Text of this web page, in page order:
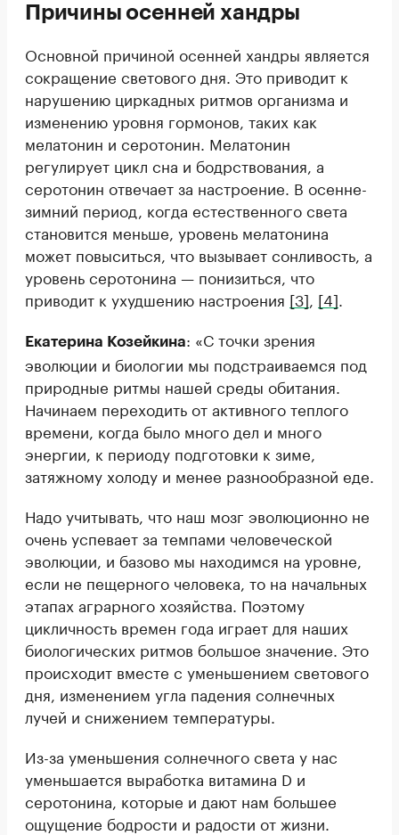
Причины осенней хандры
Основной причиной осенней хандры является
сокращение светового дня. Это приводит к
нарушению циркадных ритмов организма и
изменению уровня гормонов, таких как
мелатонин и серотонин. Мелатонин
регулирует цикл сна и бодрствования, а
серотонин отвечает за настроение. В осенне-
зимний период, когда естественного света
становится меньше, уровень мелатонина
может повыситься, что вызывает сонливость, а
уровень серотонина — понизиться, что
приводит к ухудшению настроения [3] [4]
Екатерина Козейкина: «С точки зрения
эволюции и биологии мы подстраиваемся под
природные ритмы нашей среды обитания.
Начинаем переходить от активного теплого
времени, когда было много дел и много
энергии, к периоду подготовки к зиме,
затяжному холоду и менее разнообразной еде.
Надо учитывать, что наш мозг эволюционно не
очень успевает за темпами человеческой
эволюции, и базово мы находимся на уровне,
если не пещерного человека, то на начальных
этапах аграрного хозяйства. Поэтому
цикличность времен года играет для наших
биологических ритмов большое значение. Это
происходит вместе с уменьшением светового
дня, изменением угла падения солнечных
лучей и снижением температуры.
Из-за уменьшения солнечного света у нас
уменьшается выработка витамина D и
серотонина, которые и дают нам большее
ощущение бодрости и радости от жизни.